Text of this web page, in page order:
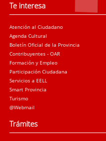
Te interesa
Atención al Ciudadano
Agenda Cultural
Boletín Oficial de la Provincia
Contribuyentes - OAR
Formación y Empleo
Participación Ciudadana
Servicios a EELL
Smart Provincia
Turismo
@Webmail
Trámites